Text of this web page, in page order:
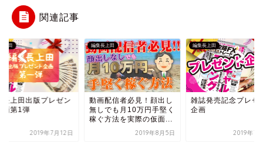
関連記事
上田
長上田出版プレゼン
画第1弾
2019年7月12日
編集長上田
動画配信者必見！顔出し
無しでも月10万円手堅く
稼ぐ方法を実際の仮面...
2019年8月5日
編集長上田
雑誌発売記念プレゼ
企画
2019年7